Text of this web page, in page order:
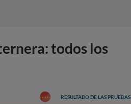
todos los
RESULTADO DE LAS PRUEBAS